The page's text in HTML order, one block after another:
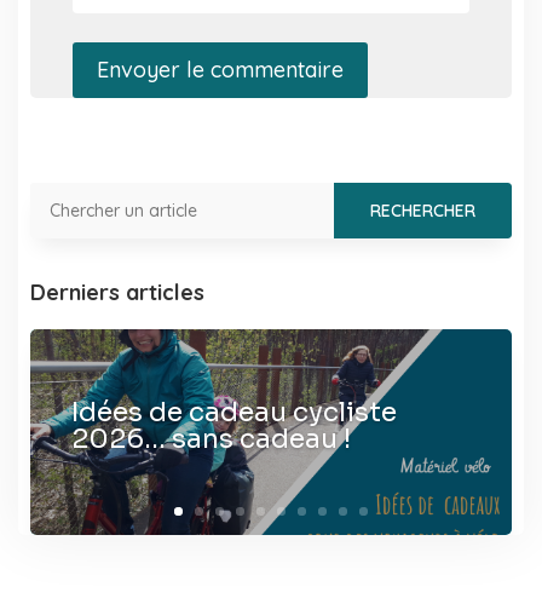
Envoyer le commentaire
Derniers articles
Idées de cadeau cycliste
2026… sans cadeau !